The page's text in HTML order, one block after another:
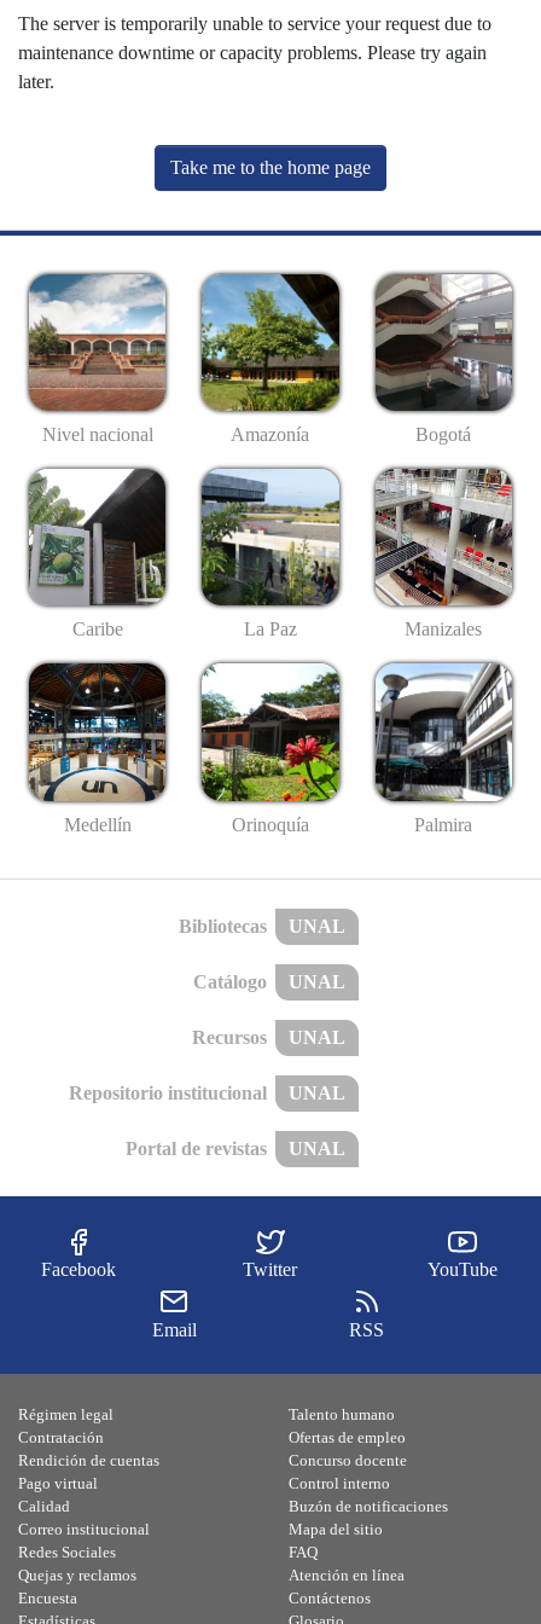
The server is temporarily unable to service your request due to
maintenance downtime or capacity problems. Please try again
later.
Take me to the home page
Nivel nacional Amazonía Bogotá
Caribe La Paz Manizales
Medellín Orinoquía Palmira
Bibliotecas UNAL
Catálogo UNAL
Recursos UNAL
Repositorio institucional UNAL
Portal de revistas UNAL
Facebook Twitter YouTube
Email RSS
Régimen legal
Contratación
Rendición de cuentas
Pago virtual
Calidad
Talento humano
Ofertas de empleo
Concurso docente
Control interno
Buzón de notificaciones
Correo institucional
Redes Sociales
Quejas y reclamos
Encuesta
Mapa del sitio
FAQ
Atención en línea
Contáctenos